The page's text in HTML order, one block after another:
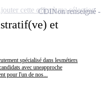
et
spécialisé dans lesmétiers
avec uneapproche
pour l'un de nos...
CDINon renseigné
cette offre à ma sélection